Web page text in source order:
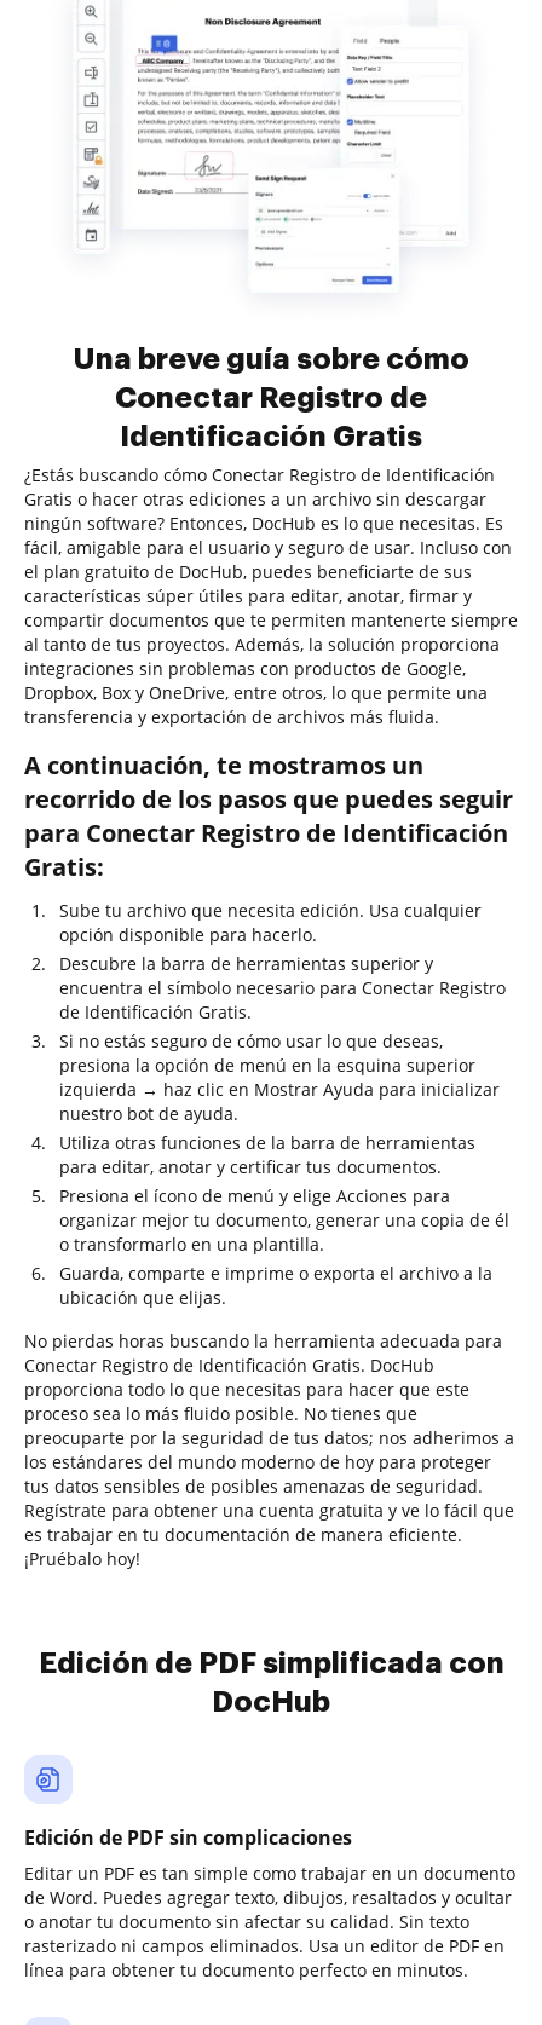
Una breve guía sobre cómo
Conectar Registro de
Identificación Gratis
¿Estás buscando cómo Conectar Registro de Identificación
Gratis o hacer otras ediciones a un archivo sin descargar
ningún software? Entonces, DocHub es lo que necesitas. Es
fácil, amigable para el usuario y seguro de usar. Incluso con
el plan gratuito de DocHub, puedes beneficiarte de sus
características súper útiles para editar, anotar, firmar y
compartir documentos que te permiten mantenerte siempre
al tanto de tus proyectos. Además, la solución proporciona
integraciones sin problemas con productos de Google,
Dropbox, Box y OneDrive, entre otros, lo que permite una
transferencia y exportación de archivos más fluida.
A continuación, te mostramos un
recorrido de los pasos que puedes seguir
para Conectar Registro de Identificación
Gratis:
Sube tu archivo que necesita edición. Usa cualquier
opción disponible para hacerlo.
Descubre la barra de herramientas superior y
encuentra el símbolo necesario para Conectar Registro
de Identificación Gratis.
Si no estás seguro de cómo usar lo que deseas,
presiona la opción de menú en la esquina superior
izquierda → haz clic en Mostrar Ayuda para inicializar
nuestro bot de ayuda.
Utiliza otras funciones de la barra de herramientas
para editar, anotar y certificar tus documentos.
Presiona el ícono de menú y elige Acciones para
organizar mejor tu documento, generar una copia de él
o transformarlo en una plantilla.
Guarda, comparte e imprime o exporta el archivo a la
ubicación que elijas.
No pierdas horas buscando la herramienta adecuada para
Conectar Registro de Identificación Gratis. DocHub
proporciona todo lo que necesitas para hacer que este
proceso sea lo más fluido posible. No tienes que
preocuparte por la seguridad de tus datos; nos adherimos a
los estándares del mundo moderno de hoy para proteger
tus datos sensibles de posibles amenazas de seguridad.
Regístrate para obtener una cuenta gratuita y ve lo fácil que
es trabajar en tu documentación de manera eficiente.
¡Pruébalo hoy!
Edición de PDF simplificada con
DocHub
Edición de PDF sin complicaciones
Editar un PDF es tan simple como trabajar en un documento
de Word. Puedes agregar texto, dibujos, resaltados y ocultar
o anotar tu documento sin afectar su calidad. Sin texto
rasterizado ni campos eliminados. Usa un editor de PDF en
línea para obtener tu documento perfecto en minutos.